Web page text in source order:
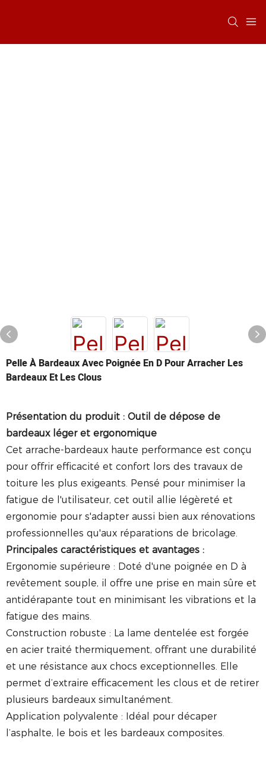
Pelle À Bardeaux Avec Poignée En D Pour Arracher Les
Bardeaux Et Les Clous
Présentation du produit : Outil de dépose de
bardeaux léger et ergonomique
Cet arrache-bardeaux haute performance est conçu
pour offrir efficacité et confort lors des travaux de
toiture les plus exigeants. Pensé pour minimiser la
fatigue de l'utilisateur, cet outil allie légèreté et
ergonomie pour s'adapter aussi bien aux rénovations
professionnelles qu'aux réparations de bricolage.
Principales caractéristiques et avantages :
Ergonomie supérieure : Doté d'une poignée en D à
revêtement souple, il offre une prise en main sûre et
antidérapante tout en minimisant les vibrations et la
fatigue des mains.
Construction robuste : La lame dentelée est forgée
en acier traité thermiquement, offrant une durabilité
et une résistance aux chocs exceptionnelles. Elle
permet d’extraire efficacement les clous et de retirer
plusieurs bardeaux simultanément.
Application polyvalente : Idéal pour décaper
l’asphalte, le bois et les bardeaux composites.